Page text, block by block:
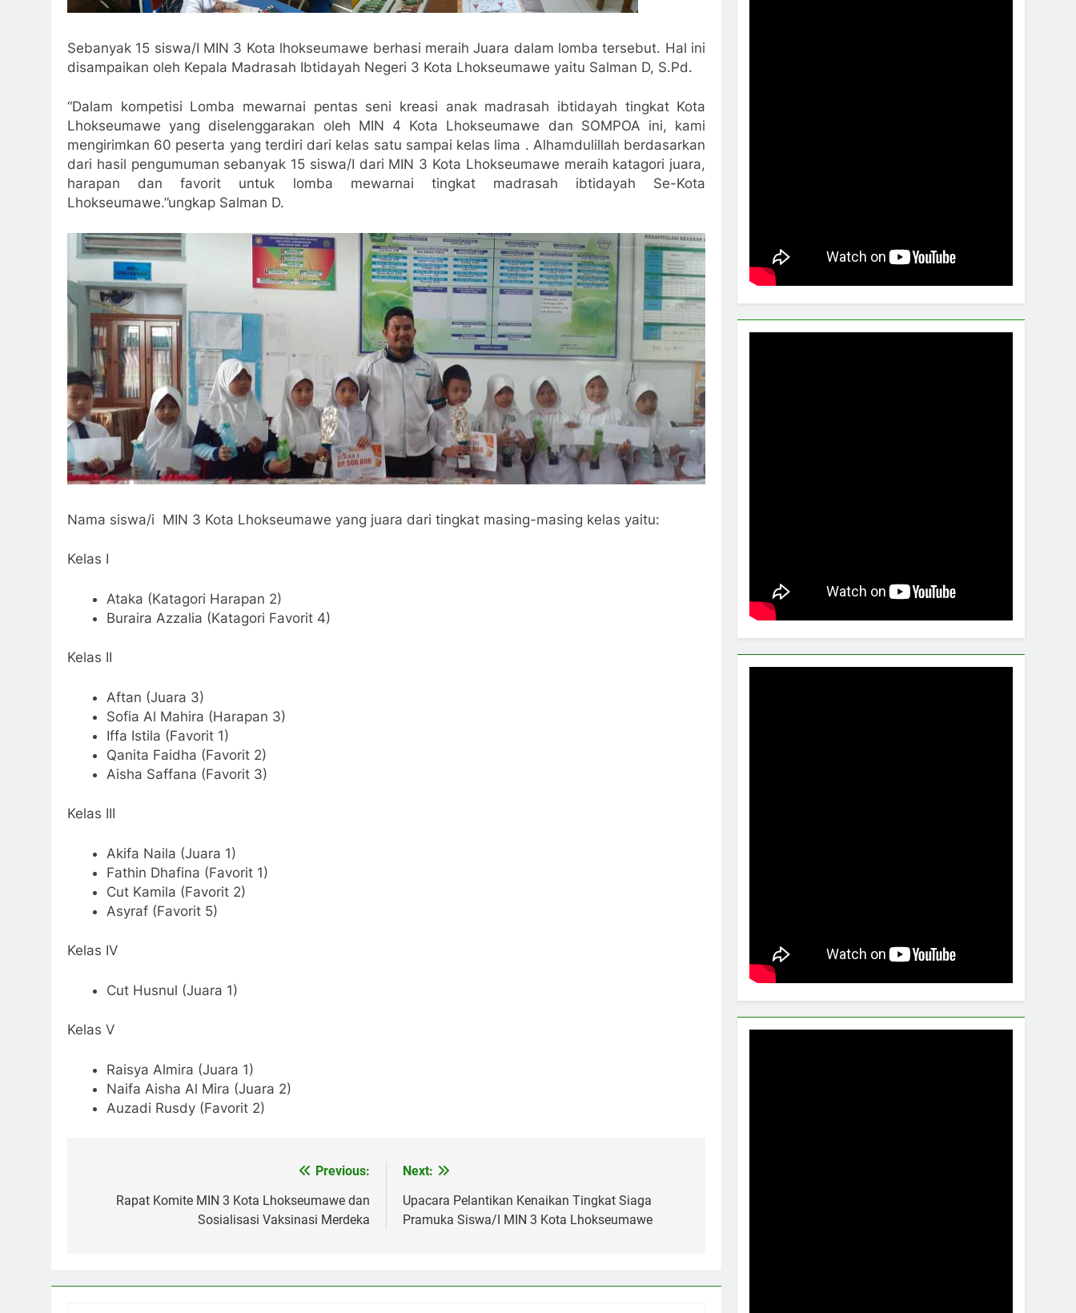
Sebanyak 15 siswa/I MIN 3 Kota lhokseumawe berhasi meraih Juara dalam lomba tersebut. Hal ini
disampaikan oleh Kepala Madrasah Ibtidayah Negeri 3 Kota Lhokseumawe yaitu Salman D, S.Pd.
“Dalam kompetisi Lomba mewarnai pentas seni kreasi anak madrasah ibtidayah tingkat Kota
Lhokseumawe yang diselenggarakan oleh MIN 4 Kota Lhokseumawe dan SOMPOA ini, kami
mengirimkan 60 peserta yang terdiri dari kelas satu sampai kelas lima . Alhamdulillah berdasarkan
dari hasil pengumuman sebanyak 15 siswa/I dari MIN 3 Kota Lhokseumawe meraih katagori juara,
harapan dan favorit untuk lomba mewarnai tingkat madrasah ibtidayah Se-Kota
Lhokseumawe.”ungkap Salman D.
Nama siswa/i MIN 3 Kota Lhokseumawe yang juara dari tingkat masing-masing kelas yaitu:
Kelas I
Ataka (Katagori Harapan 2)
Buraira Azzalia (Katagori Favorit 4)
Kelas II
Aftan (Juara 3)
Sofia Al Mahira (Harapan 3)
Iffa Istila (Favorit 1)
Qanita Faidha (Favorit 2)
Aisha Saffana (Favorit 3)
Kelas III
Akifa Naila (Juara 1)
Fathin Dhafina (Favorit 1)
Cut Kamila (Favorit 2)
Asyraf (Favorit 5)
Kelas IV
Cut Husnul (Juara 1)
Kelas V
Raisya Almira (Juara 1)
Naifa Aisha Al Mira (Juara 2)
Auzadi Rusdy (Favorit 2)
Previous:
Rapat Komite MIN 3 Kota Lhokseumawe dan
Sosialisasi Vaksinasi Merdeka
Next:
Upacara Pelantikan Kenaikan Tingkat Siaga
Pramuka Siswa/I MIN 3 Kota Lhokseumawe